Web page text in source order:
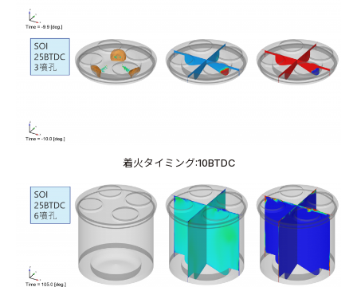
着火タイミング:10BTDC